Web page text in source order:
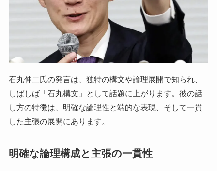
石丸伸二氏の発言は、独特の構文や論理展開で知られ、
しばしば「石丸構文」として話題に上がります。彼の話
し方の特徴は、明確な論理性と端的な表現、そして一貫
した主張の展開にあります。
明確な論理構成と主張の一貫性